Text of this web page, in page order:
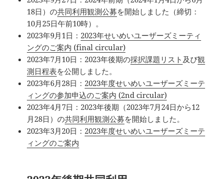
18日）の共同利用観測公募を開始しました（締切：
10月25日午前10時）。
2023年9月1日：2023年せいめいユーザーズミーティ
ングのご案内 (final circular)
2023年7月10日：2023年後期の採択課題リスト 及び観
測日程表を公開しました。
2023年6月28日：2023年度せいめいユーザーズミーテ
ィングの参加申込のご案内 (2nd circular)
2023年4月7日：2023年後期（2023年7月24日から12
月28日）の共同利用観測公募を開始しました。
2023年3月20日：2023年度せいめいユーザーズミーテ
ィングのご案内